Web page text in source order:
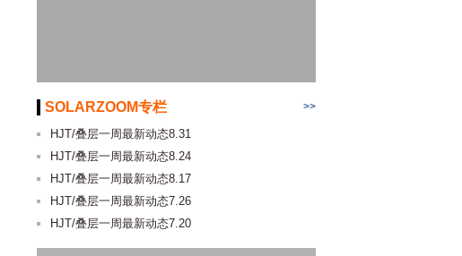
SOLARZOOM专栏 >>
HJT/叠层一周最新动态8.31
HJT/叠层一周最新动态8.24
HJT/叠层一周最新动态8.17
HJT/叠层一周最新动态7.26
HJT/叠层一周最新动态7.20